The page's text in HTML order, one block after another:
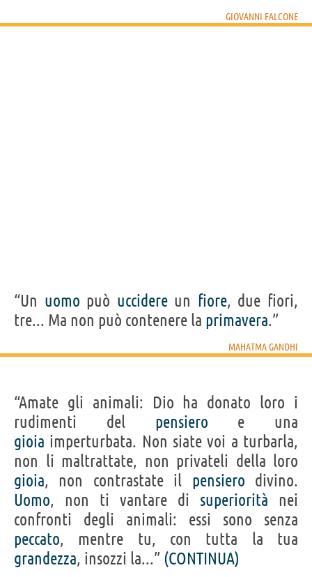
GIOVANNI FALCONE
“Un uomo può uccidereun fiore, due fiori,
tre... Ma non può contenere la primavera.”
MAHATMA GANDHI
“Amate gli animali: Dio ha donato loro i
rudimenti del pensiero e una
gioia imperturbata. Non siate voi a turbarla,
non li maltrattate, non privateli della loro
gioia, non contrastate il pensiero divino.
Uomo, non ti vantare di superiorità nei
confronti degli animali: essi sono senza
peccato, mentre tu, con tutta la tua
grandezza, insozzi la...” (CONTINUA)